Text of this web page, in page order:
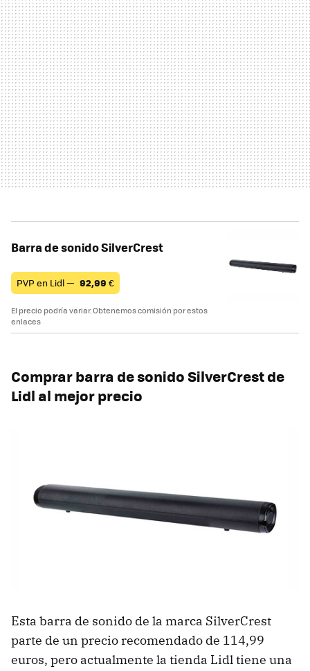
Barra de sonido SilverCrest
PVP en Lidl — 92,99 €
El precio podría variar. Obtenemos comisión por estos
enlaces
Comprar barra de sonido SilverCrest de
Lidl al mejor precio
Esta barra de sonido de la marca SilverCrest
parte de un precio recomendado de 114,99
euros, pero actualmente la tienda Lidl tiene una